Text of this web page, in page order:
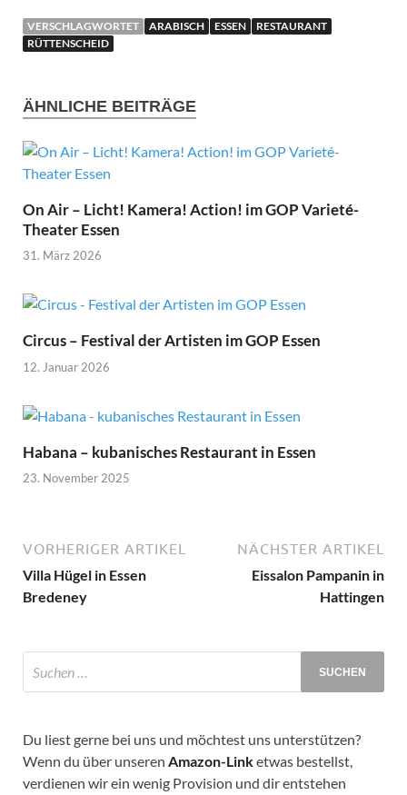
VERSCHLAGWORTET ARABISCH ESSEN
RESTAURANT
RÜTTENSCHEID
ÄHNLICHE BEITRÄGE
On Air – Licht! Kamera! Action! im GOP Varieté-
Theater Essen
31. März 2026
Circus – Festival der Artisten im GOP Essen
12. Januar 2026
Habana – kubanisches Restaurant in Essen
23. November 2025
VORHERIGER ARTIKEL
Villa Hügel in Essen
Bredeney
NÄCHSTER ARTIKEL
Eissalon Pampanin in
Hattingen
Du liest gerne bei uns und möchtest uns unterstützen?
Wenn du über unseren Amazon-Linketwas bestellst,
verdienen wir ein wenig Provision und dir entstehen